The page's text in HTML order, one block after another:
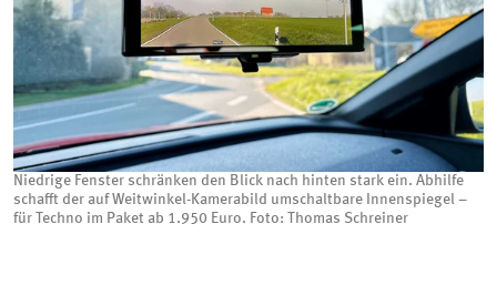
Niedrige Fenster schränken den Blick nach hinten stark ein. Abhilfe
schafft der auf Weitwinkel-Kamerabild umschaltbare Innenspiegel –
für Techno im Paket ab 1.950 Euro. Foto: Thomas Schreiner